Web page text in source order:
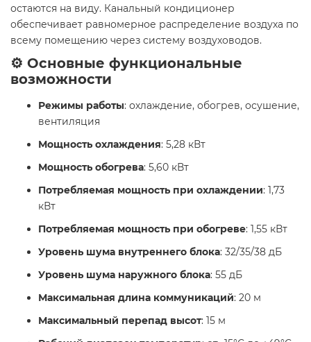
остаются на виду. Канальный кондиционер
обеспечивает равномерное распределение воздуха по
всему помещению через систему воздуховодов.
⚙️ Основные функциональные
возможности
Режимы работы: охлаждение, обогрев, осушение,
вентиляция
Мощность охлаждения: 5,28 кВт
Мощность обогрева: 5,60 кВт
Потребляемая мощность при охлаждении: 1,73
кВт
Потребляемая мощность при обогреве: 1,55 кВт
Уровень шума внутреннего блока: 32/35/38 дБ
Уровень шума наружного блока: 55 дБ
Максимальная длина коммуникаций: 20 м
Максимальный перепад высот: 15 м